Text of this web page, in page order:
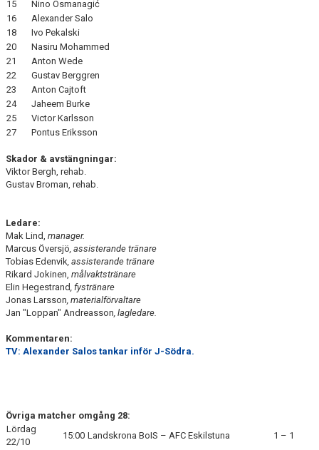
15
Nino Osmanagić
16
Alexander Salo
18
Ivo Pekalski
20
Nasiru Mohammed
21
Anton Wede
22
Gustav Berggren
23
Anton Cajtoft
24
Jaheem Burke
25
Victor Karlsson
27
Pontus Eriksson
Skador & avstängningar:
Viktor Bergh, rehab.
Gustav Broman, rehab.
Ledare:
Mak Lind, manager.
Marcus Översjö, assisterande tränare
Tobias Edenvik, assisterande tränare
Rikard Jokinen, målvaktstränare
Elin Hegestrand, fystränare
Jonas Larsson, materialförvaltare
Jan "Loppan" Andreasson, lagledare.
Kommentaren:
TV: Alexander Salos tankar inför J-Södra.
Övriga matcher omgång 28:
Lördag
22/10
15:00 Landskrona BoIS – AFC Eskilstuna
1 – 1